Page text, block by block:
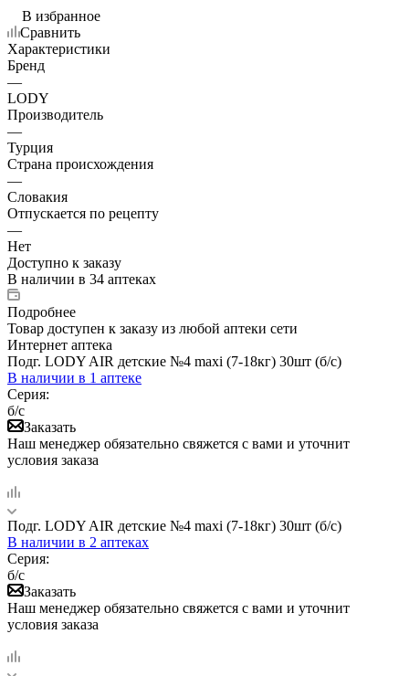
В избранное
Сравнить
Характеристики
Бренд
—
LODY
Производитель
—
Турция
Страна происхождения
—
Словакия
Отпускается по рецепту
—
Нет
Доступно к заказу
В наличии в 34 аптеках
Подробнее
Товар доступен к заказу из любой аптеки сети
Интернет аптека
Подг. LODY AIR детские №4 maxi (7-18кг) 30шт (б/с)
В наличии в 1 аптеке
Серия:
б/с
Заказать
Наш менеджер обязательно свяжется с вами и уточнит
условия заказа
Подг. LODY AIR детские №4 maxi (7-18кг) 30шт (б/с)
В наличии в 2 аптеках
Серия:
б/с
Заказать
Наш менеджер обязательно свяжется с вами и уточнит
условия заказа